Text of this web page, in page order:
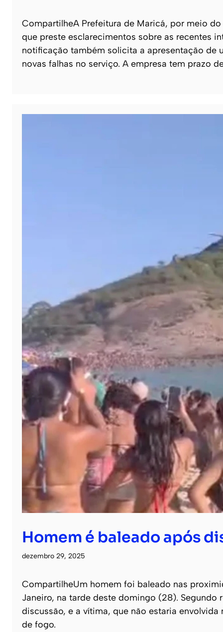
CompartilheA Prefeitura de Maricá, por meio
que preste esclarecimentos sobre as recentes
notificação também solicita a apresentação de
novas falhas no serviço. A empresa tem prazo
Homem é baleado após
dezembro 29, 2025
CompartilheUm homem foi baleado nas
Janeiro, na tarde deste domingo (28).
discussão, e a vítima, que não estaria
de fogo.